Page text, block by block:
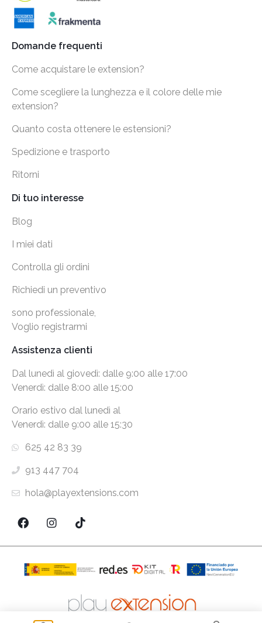
Domande frequenti
Come acquistare le extension?
Come scegliere la lunghezza e il colore delle mie
extension?
Quanto costa ottenere le estensioni?
Spedizione e trasporto
Ritorni
Di tuo interesse
Blog
I miei dati
Controlla gli ordini
Richiedi un preventivo
sono professionale,
Voglio registrarmi
Assistenza clienti
Dal lunedì al giovedì: dalle 9:00 alle 17:00
Venerdì: dalle 8:00 alle 15:00
Orario estivo dal lunedì al
Venerdì: dalle 9:00 alle 15:30
625 42 83 39
913 447 704
hola@playextensions.com